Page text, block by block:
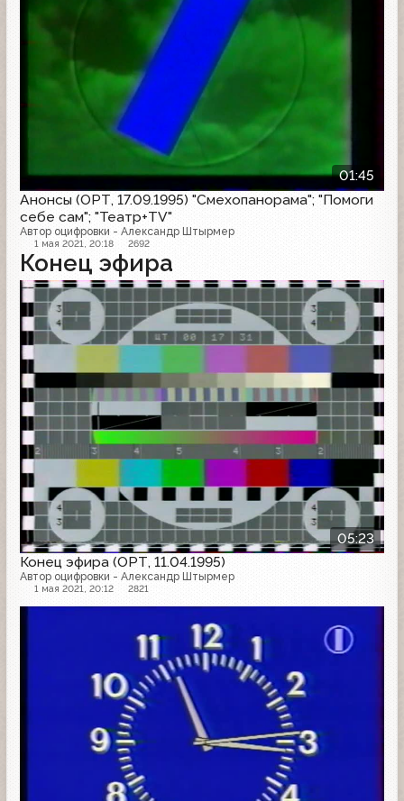
01:45
Анонсы (ОРТ, 17.09.1995) "Смехопанорама"; "Помоги
себе сам"; "Театр+TV"
Автор оцифровки - Александр Штырмер
1 мая 2021, 20:18 2692
Конец эфира
05:23
Конец эфира (ОРТ, 11.04.1995)
Автор оцифровки - Александр Штырмер
1 мая 2021, 20:12 2821
Конец эфира